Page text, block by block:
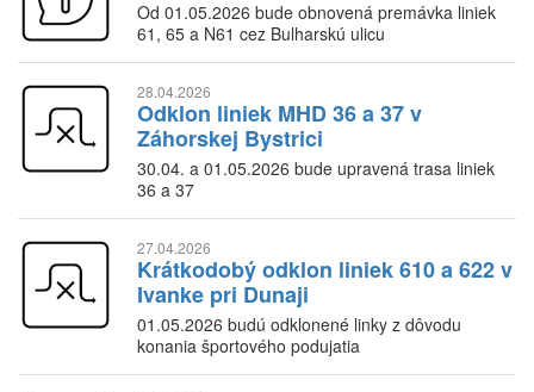
Od 01.05.2026 bude obnovená premávka liniek
61, 65 a N61 cez Bulharskú ulicu
28.04.2026
Odklon liniek MHD 36 a 37 v
Záhorskej Bystrici
30.04. a 01.05.2026 bude upravená trasa liniek
36 a 37
27.04.2026
Krátkodobý odklon liniek 610 a 622 v
Ivanke pri Dunaji
01.05.2026 budú odklonené linky z dôvodu
konania športového podujatia